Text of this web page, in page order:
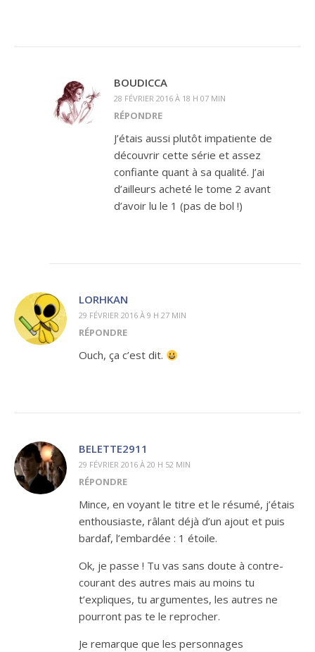
BOUDICCA
28 FÉVRIER 2016 À 18 H 07 MIN
RÉPONDRE
J’étais aussi plutôt impatiente de
découvrir cette série et assez
confiante quant à sa qualité. J’ai
d’ailleurs acheté le tome 2 avant
d’avoir lu le 1 (pas de bol !)
LORHKAN
29 FÉVRIER 2016 À 9 H 27 MIN
RÉPONDRE
Ouch, ça c’est dit.
BELETTE2911
29 FÉVRIER 2016 À 20 H 52 MIN
RÉPONDRE
Mince, en voyant le titre et le résumé, j’étais
enthousiaste, râlant déjà d’un ajout et puis
bardaf, l’embardée : 1 étoile.
Ok, je passe ! Tu vas sans doute à contre-
courant des autres mais au moins tu
t’expliques, tu argumentes, les autres ne
pourront pas te le reprocher.
Je remarque que les personnages